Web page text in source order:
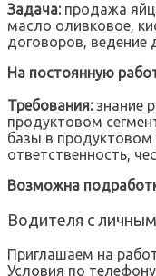
Задача:продажа
масло оливковое,
договоров, ведение
На постоянную
Требования:знание
продуктовом
базы в продуктовом
ответственность,
Возможна
Водителя с
Приглашаем на
Условия по